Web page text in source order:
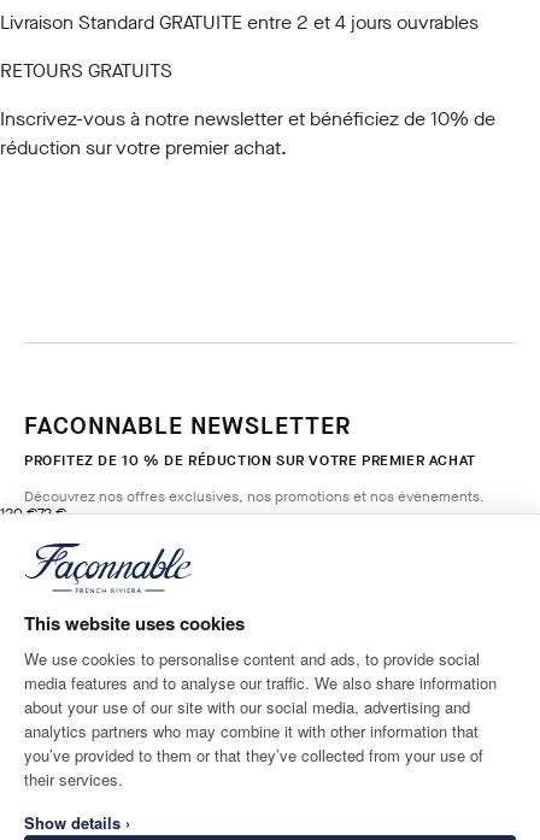
This website uses cookies
We use cookies to personalise content and ads, to provide social
media features and to analyse our traffic. We also share information
about your use of our site with our social media, advertising and
analytics partners who may combine it with other information that
you’ve provided to them or that they’ve collected from your use of
their services.
Show details ›
Livraison Standard GRATUITE entre 2 et 4 jours ouvrables
RETOURS GRATUITS
Inscrivez-vous à notre newsletteret bénéficiez de 10% de
réduction sur votre premier achat.
120 €
original price 120 €
72 €
current price 72 €
FRESH
GREEN
Taille
AJOUTER AU PANIER
FACONNABLE NEWSLETTER
PROFITEZ DE 10 % DE RÉDUCTION SUR VOTRE PREMIER ACHAT
Découvrez nos offres exclusives, nos promotions et nos évènements.
E-mail*
ADRESSE POSTALE
France
LANGUE
Français
CONTACTEZ-NOUS